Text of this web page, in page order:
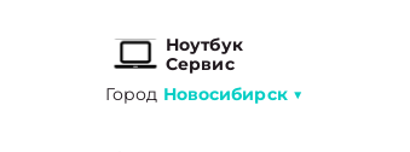
Ноутбук
Сервис
Город Новосибирск ▼